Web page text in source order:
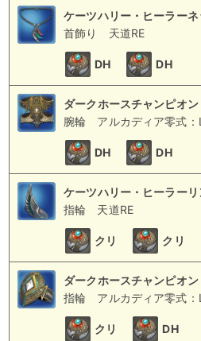
ケーツハリー・ヒーラーネ
首飾り
天道RE
DH DH
ダークホースチャンピオ
腕輪
アルカディア零式：
DH DH
ケーツハリー・ヒーラーリ
指輪
天道RE
クリ クリ
ダークホースチャンピオ
指輪
アルカディア零式：
クリ DH